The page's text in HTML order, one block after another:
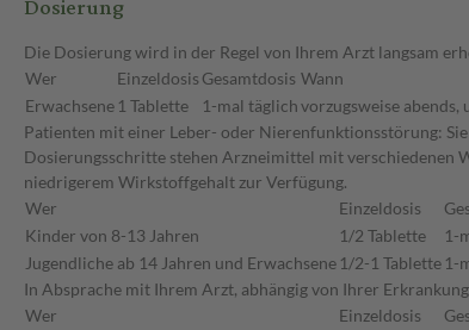
Die Dosierung wird in der Regel von Ihrem Arzt langsam
Wer
Einzeldosis Gesamtdosis Wann
Erwachsene 1 Tablette 1-mal täglichvorzugsweise
Patienten mit einer Leber- oder Nierenfunktionsstörung:
Dosierungsschritte stehen Arzneimittel mit verschiedenen
niedrigerem Wirkstoffgehalt zur Verfügung.
Wer
Einzeldosis
Kinder von 8-13 Jahren
1/2 Tablette 1-
Jugendliche ab 14 Jahren und Erwachsene 1/2-1 Tablette 1-
In Absprache mit Ihrem Arzt, abhängig von Ihrer
Wer
Einzeldosis